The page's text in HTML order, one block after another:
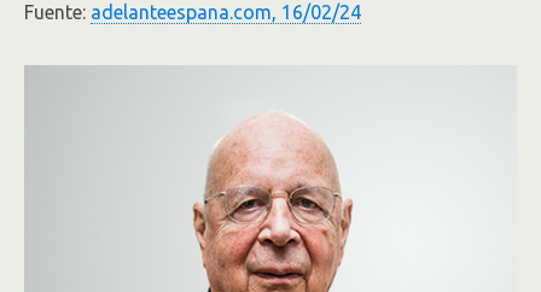
Fuente: adelanteespana.com, 16/02/24